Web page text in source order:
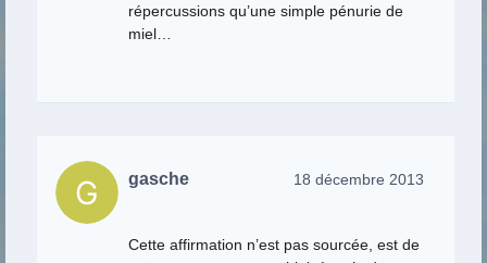
répercussions qu’une simple pénurie de
miel…
gasche 18 décembre 2013
Cette affirmation n’est pas sourcée, est de